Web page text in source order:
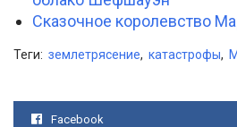
Сказочное королевство
Теги: землетрясение, катастрофы,
Facebook